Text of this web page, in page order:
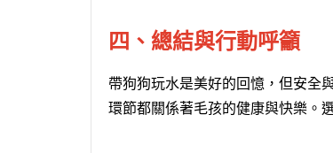
四、總結與行動呼籲
帶狗狗玩水是美好的回憶，但安全
環節都關係著毛孩的健康與快樂。